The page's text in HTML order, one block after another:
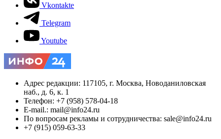
Vkontakte
Telegram
Youtube
Адрес редакции: 117105, г. Москва, Новоданиловская
наб., д. 6, к. 1
Телефон: +7 (958) 578-04-18
E-mail.: mail@info24.ru
По вопросам рекламы и сотрудничества: sale@info24.ru
+7 (915) 059-63-33